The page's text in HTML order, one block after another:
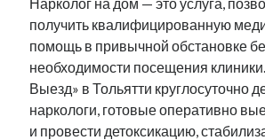
получить квалифицированную
помощь в привычной обстановке
необходимости посещения
Выезд» в Тольятти круглосуточно
наркологи, готовые оперативно
и провести детоксикацию,